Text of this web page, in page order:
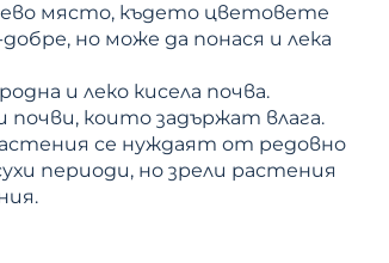
място, където цветовете
но може да понася и лека
и леко кисела почва.
които задържат влага.
се нуждаят от редовно
периоди, но зрели растения